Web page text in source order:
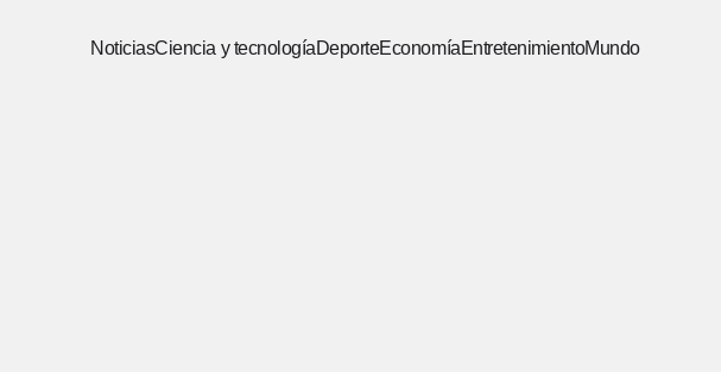
NoticiasCiencia y tecnologíaDeporteEconomíaEntretenimientoMundo